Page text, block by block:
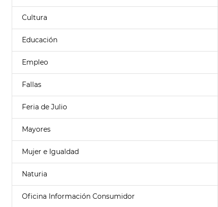
Cultura
Educación
Empleo
Fallas
Feria de Julio
Mayores
Mujer e Igualdad
Naturia
Oficina Información Consumidor